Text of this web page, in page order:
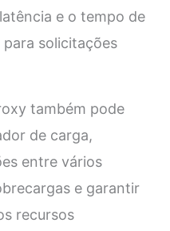
e o tempo de
solicitações
também pode
de carga,
entre vários
e garantir
recursos